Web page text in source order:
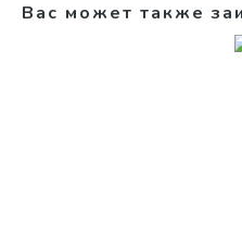
Вас может также